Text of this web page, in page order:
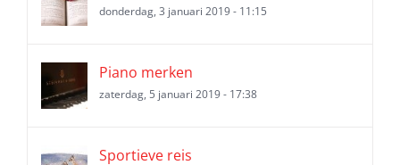
donderdag, 3 januari 2019 - 11:15
Piano merken
zaterdag, 5 januari 2019 - 17:38
Sportieve reis